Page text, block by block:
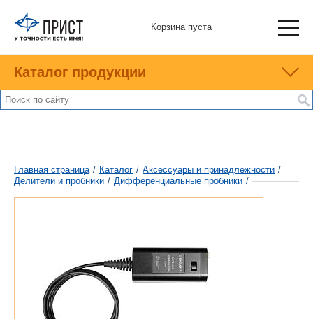
Корзина пуста
Каталог продукции
Главная страница / Каталог / Аксессуары и принадлежности /
Делители и пробники / Дифференциальные пробники /